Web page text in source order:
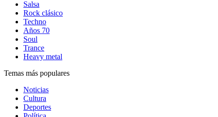
Salsa
Rock clásico
Techno
Años 70
Soul
Trance
Heavy metal
Temas más populares
Noticias
Cultura
Deportes